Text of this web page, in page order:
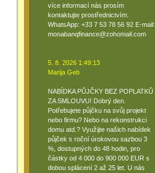
více informací nás prosím
kontaktujte prostřednictvím:
WhatsApp: +33 7 53 78 56 92 E-mail:
monabanqfinance@zohomail.com
5. 8. 2026 1:49:13
Marija Geb
NABÍDKA PŮJČKY BEZ POPLATKŮ
ZA SMLOUVU! Dobrý den.
Potřebujete půjčku na svůj projekt
nebo firmu? Nebo na rekonstrukci
domu atd.? Využijte našich nabídek
půjček s roční úrokovou sazbou 3
%, dostupných do 48 hodin, pro
částky od 4 000 do 900 000 EUR s
dobou splácení 2 až 25 let. U nás